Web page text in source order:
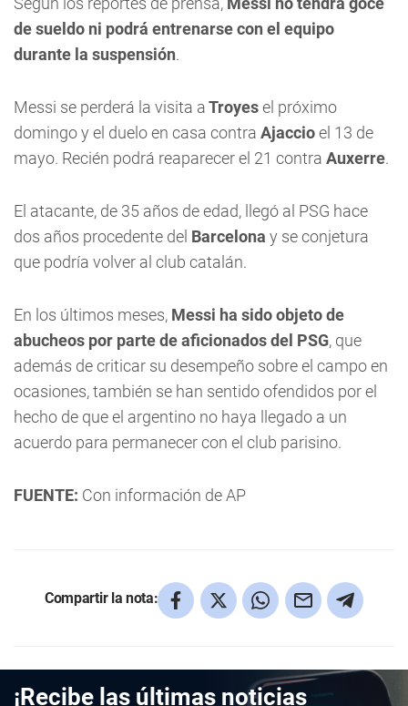
de sueldo ni podrá entrenarse con el equipo
durante la suspensión.
Messi se perderá la visita aTroyesel próximo
domingo y el duelo en casa contra Ajaccioel 13 de
mayo. Recién podrá reaparecer el 21 contra Auxerre.
El atacante, de 35 años de edad, llegó al PSG hace
dos años procedente del Barcelona y se conjetura
que podría volver al club catalán.
En los últimos meses, Messi ha sido objeto de
abucheos por parte de aficionados del PSG, que
además de criticar su desempeño sobre el campo en
ocasiones, también se han sentido ofendidos por el
hecho de que el argentino no haya llegado a un
acuerdo para permanecer con el club parisino.
FUENTE: Con información de AP
Compartir la nota:
¡Recibe las últimas noticias